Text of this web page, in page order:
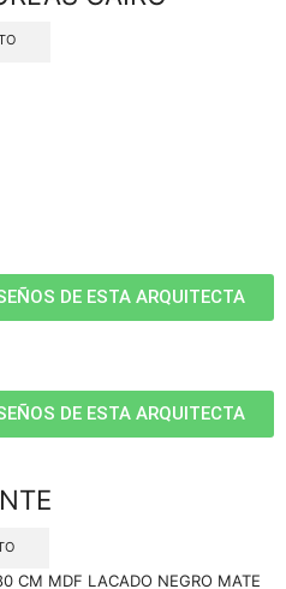
DE ESTA ARQUITECTA
DE ESTA ARQUITECTA